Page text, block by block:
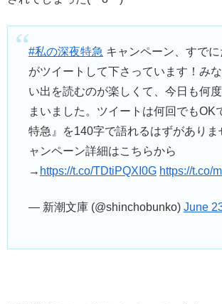
#私の深夜特急 キャンペーン、すで
がツイートして下さっています！み
い出を読むのが楽しくて、今日も何
まいました。ツイートは何回でもOK
特急』を140字で語れるはずがありま
ャンペーン詳細はこちらから
→ https://t.co/TDtiPQXI0G https://t.co/
— 新潮文庫 (@shinchobunko) June